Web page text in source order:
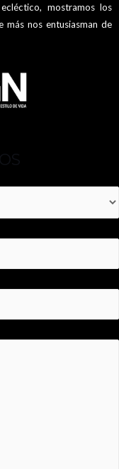
mostramos los
nos entusiasman de